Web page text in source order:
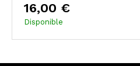
16,00 €
Disponible